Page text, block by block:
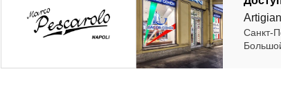
Санкт-